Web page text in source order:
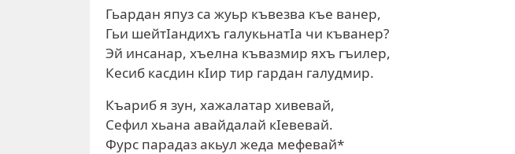
Гьардан япуз са жуьр къвезва къе ванер,
Гьи шейтIандихъ галукьнатIа чи къванер?
Эй инсанар, хъелна къвазмир яхъ гъилер,
Кесиб касдин кIир тир гардан галудмир.
Къариб я зун, хажалатар хивевай,
Сефил хьана авайдалай кIевевай.
Фурс парадаз акьул жеда мефевай*